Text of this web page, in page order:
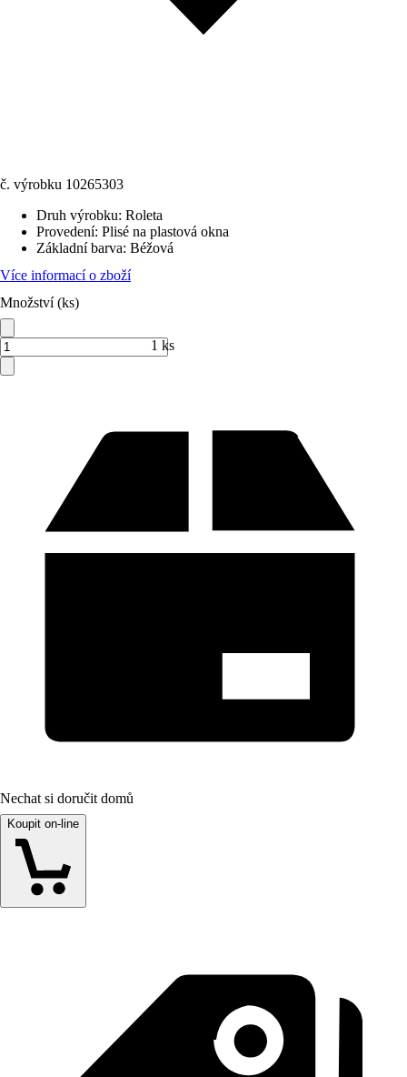
č. výrobku 10265303
Druh výrobku: Roleta
Provedení: Plisé na plastová okna
Základní barva: Béžová
Více informací o zboží
Množství (ks)
1 ks
Nechat si doručit domů
Koupit on-line